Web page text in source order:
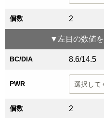
個数 2
▼ 左目 の数値
BC/DIA 8.6/14.5
PWR
個数 2